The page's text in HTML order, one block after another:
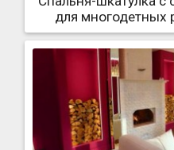
для многодетных